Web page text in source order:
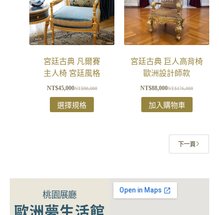
宮廷古典 凡爾賽
主人椅 宮廷風格
NT$90,000
NT$45,000
選擇規格
宮廷古典 巨人高背椅
歐洲設計師款
NT$176,000
NT$88,000
加入購物車
下一頁
桃園展廳
歐洲夢生活館